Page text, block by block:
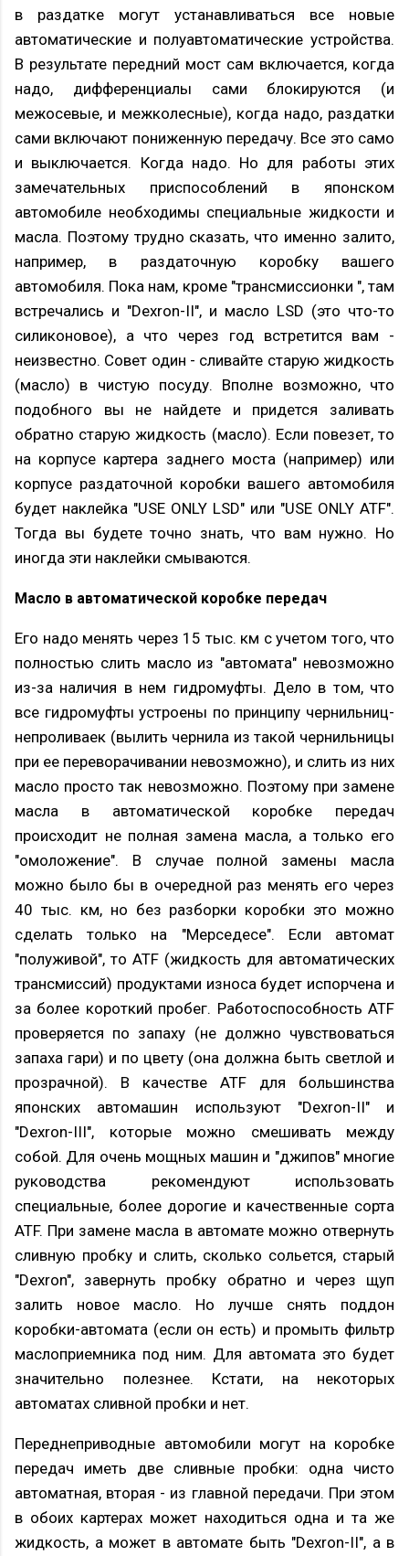
в раздатке могут устанавливаться все новые
автоматические и полуавтоматические устройства.
В результате передний мост сам включается, когда
надо, дифференциалы сами блокируются (и
межосевые, и межколесные), когда надо, раздатки
сами включают пониженную передачу. Все это само
и выключается. Когда надо. Но для работы этих
замечательных приспособлений в японском
автомобиле необходимы специальные жидкости и
масла. Поэтому трудно сказать, что именно залито,
например, в раздаточную коробку вашего
автомобиля. Пока нам, кроме "трансмиссионки ", там
встречались и "Dexron-II", и масло LSD (это что-то
силиконовое), а что через год встретится вам -
неизвестно. Совет один - сливайте старую жидкость
(масло) в чистую посуду. Вполне возможно, что
подобного вы не найдете и придется заливать
обратно старую жидкость (масло). Если повезет, то
на корпусе картера заднего моста (например) или
корпусе раздаточной коробки вашего автомобиля
будет наклейка "USE ONLY LSD" или "USE ONLY ATF".
Тогда вы будете точно знать, что вам нужно. Но
иногда эти наклейки смываются.
Масло в автоматической коробке передач
Его надо менять через 15 тыс. км с учетом того, что
полностью слить масло из "автомата" невозможно
из-за наличия в нем гидромуфты. Дело в том, что
все гидромуфты устроены по принципу чернильниц-
непроливаек (вылить чернила из такой чернильницы
при ее переворачивании невозможно), и слить из них
масло просто так невозможно. Поэтому при замене
масла в автоматической коробке передач
происходит не полная замена масла, а только его
"омоложение". В случае полной замены масла
можно было бы в очередной раз менять его через
40 тыс. км, но без разборки коробки это можно
сделать только на "Мерседесе". Если автомат
"полуживой", то ATF (жидкость для автоматических
трансмиссий) продуктами износа будет испорчена и
за более короткий пробег. Работоспособность ATF
проверяется по запаху (не должно чувствоваться
запаха гари) и по цвету (она должна быть светлой и
прозрачной). В качестве ATF для большинства
японских автомашин используют "Dexron-II" и
"Dexron-III", которые можно смешивать между
собой. Для очень мощных машин и "джипов" многие
руководства рекомендуют использовать
специальные, более дорогие и качественные сорта
ATF. При замене масла в автомате можно отвернуть
сливную пробку и слить, сколько сольется, старый
"Dexron", завернуть пробку обратно и через щуп
залить новое масло. Но лучше снять поддон
коробки-автомата (если он есть) и промыть фильтр
маслоприемника под ним. Для автомата это будет
значительно полезнее. Кстати, на некоторых
автоматах сливной пробки и нет.
Переднеприводные автомобили могут на коробке
передач иметь две сливные пробки: одна чисто
автоматная, вторая - из главной передачи. При этом
в обоих картерах может находиться одна и та же
жидкость, а может в автомате быть "Dexron-II", а в